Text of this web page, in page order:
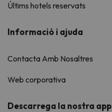
Últims hotels reservats
Informació i ajuda
Contacta Amb Nosaltres
Web corporativa
Descarrega la nostra app